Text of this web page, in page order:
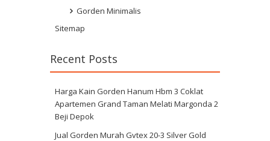
Gorden Minimalis
Sitemap
Recent Posts
Harga Kain Gorden Hanum Hbm 3 Coklat
Apartemen Grand Taman Melati Margonda 2
Beji Depok
Jual Gorden Murah Gvtex 20-3 Silver Gold